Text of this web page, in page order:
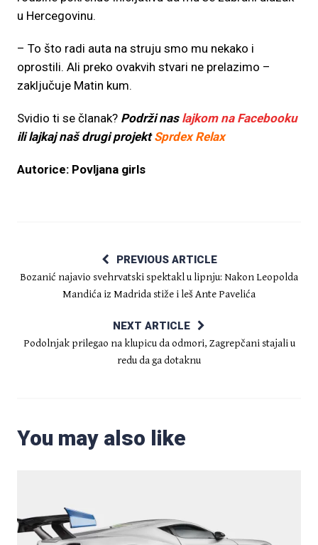
u Hercegovinu.
– To što radi auta na struju smo mu nekako i
oprostili. Ali preko ovakvih stvari ne prelazimo –
zaključuje Matin kum.
Svidio ti se članak? Podrži nas lajkom na Facebooku
ili lajkaj naš drugi projektSprdex Relax
Autorice: Povljana girls
PREVIOUS ARTICLE
Bozanić najavio svehrvatski spektakl u lipnju: Nakon Leopolda
Mandića iz Madrida stiže i leš Ante Pavelića
NEXT ARTICLE
Podolnjak prilegao na klupicu da odmori, Zagrepčani stajali u
redu da ga dotaknu
You may also like